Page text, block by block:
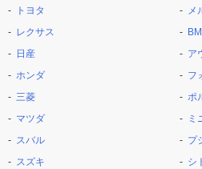
トヨタ
レクサス
日産
ホンダ
三菱
マツダ
スバル
スズキ
メ
ア
フ
ポ
ミ
プ
シ